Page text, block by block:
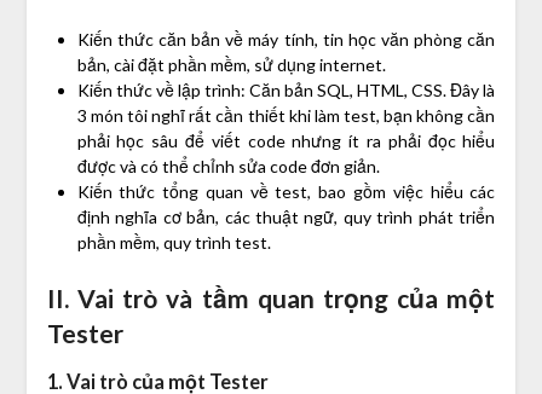
Kiến thức căn bản về máy tính, tin học văn phòng căn
bản, cài đặt phần mềm, sử dụng internet.
Kiến thức về lập trình: Căn bản SQL, HTML, CSS. Đây là
3 món tôi nghĩ rất cần thiết khi làm test, bạn không cần
phải học sâu để viết code nhưng ít ra phải đọc hiểu
được và có thể chỉnh sửa code đơn giản.
Kiến thức tổng quan về test, bao gồm việc hiểu các
định nghĩa cơ bản, các thuật ngữ, quy trình phát triển
phần mềm, quy trình test.
II. Vai trò và tầm quan trọng của một
Tester
1. Vai trò của một Tester